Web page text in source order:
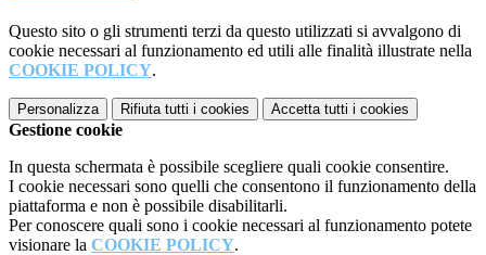
Questo sito o gli strumenti terzi da questo utilizzati si avvalgono di
cookie necessari al funzionamento ed utili alle finalità illustrate nella
COOKIE POLICY.
Personalizza Rifiuta tutti i cookies Accetta tutti i cookies
Gestione cookie
In questa schermata è possibile scegliere quali cookie consentire.
I cookie necessari sono quelli che consentono il funzionamento della
piattaforma e non è possibile disabilitarli.
Per conoscere quali sono i cookie necessari al funzionamento potete
visionare la COOKIE POLICY.